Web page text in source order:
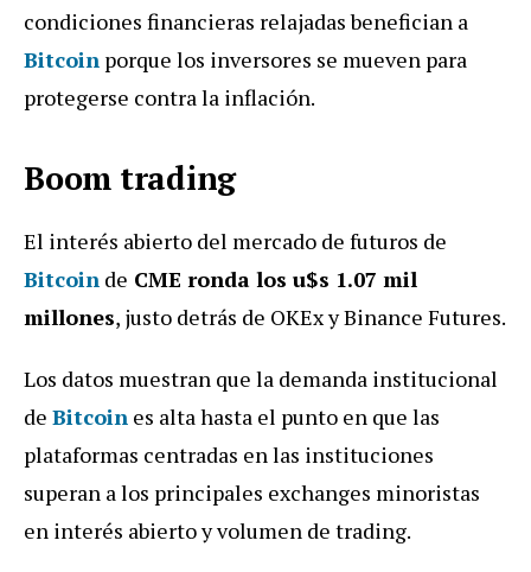
condiciones financieras relajadas benefician a
Bitcoin porque los inversores se mueven para
protegerse contra la inflación.
Boom trading
El interés abierto del mercado de futuros de
Bitcoin de CME ronda los u$s 1.07 mil
millones, justo detrás de OKEx y Binance Futures.
Los datos muestran que la demanda institucional
de Bitcoin es alta hasta el punto en que las
plataformas centradas en las instituciones
superan a los principales exchanges minoristas
en interés abierto y volumen de trading.